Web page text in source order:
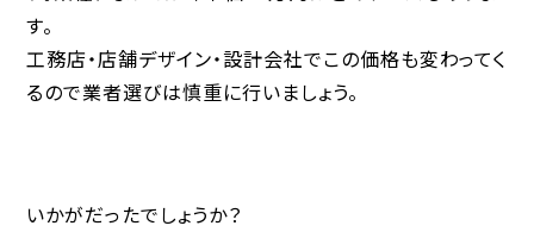
す。
工務店・店舗デザイン・設計会社でこの価格も変わってく
るので業者選びは慎重に行いましょう。
いかがだったでしょうか？